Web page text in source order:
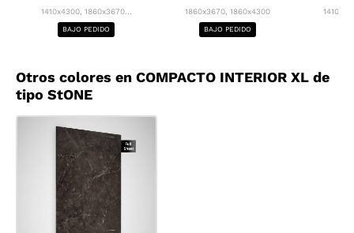
1410x4300, 1860x3670...
BAJO PEDIDO
1860x3670, 1860x4300
BAJO PEDIDO
Otros colores en COMPACTO INTERIOR XL de
tipo StONE